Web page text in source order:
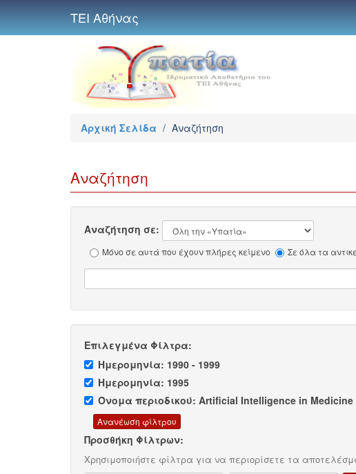
ΤΕΙ Αθήνας
Αρχική Σελίδα / Αναζήτηση
Αναζήτηση
Αναζήτηση σε:
Μόνο σε αυτά που έχουν πλήρες κείμενο Σε όλα τα
Επιλεγμένα Φίλτρα:
Ημερομηνία: 1990 - 1999
Ημερομηνία: 1995
Όνομα περιοδικού: Artificial Intelligence in Medicine
Προσθήκη Φίλτρων:
Χρησιμοποιήστε φίλτρα για να περιορίσετε τα